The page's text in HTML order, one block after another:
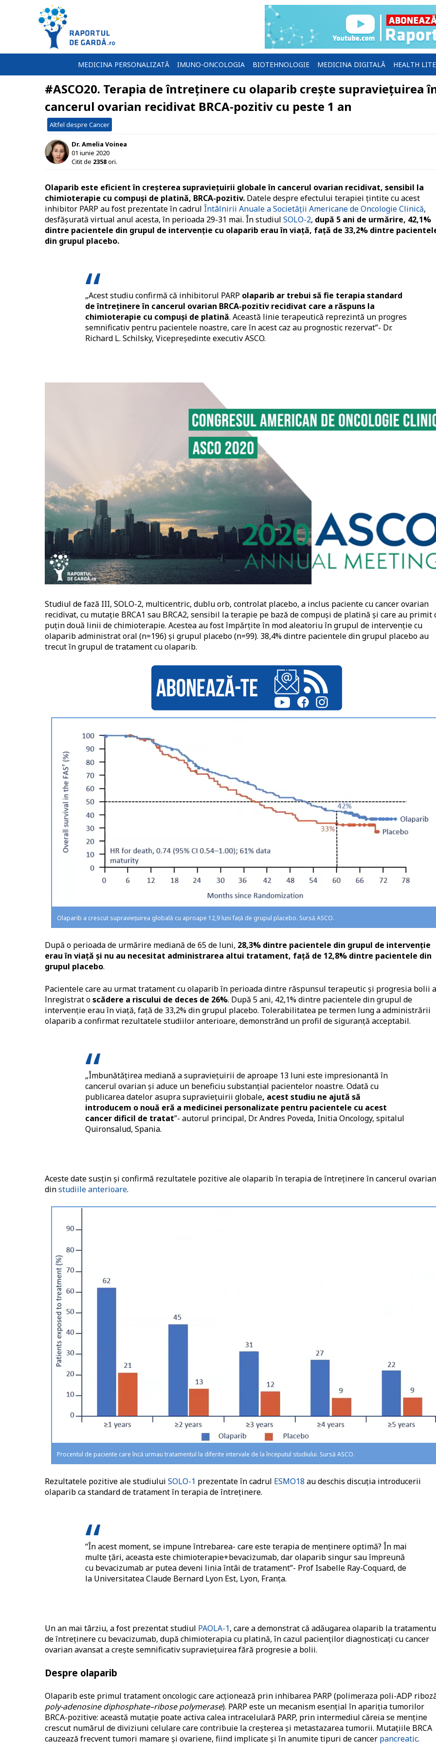
MEDICINA PERSONALIZATĂ IMUNO-ONCOLOGIA BIOTEHNOLOGIE MEDICINA DIGITALĂ HEALTH
#ASCO20. Terapia de întreținere cu olaparib crește supraviețuirea
cancerul ovarian recidivat BRCA-pozitiv cu peste 1 an
Altfel despre Cancer
Dr. Amelia Voinea
01 iunie 2020
Citit de 2358ori.
Olaparib este eficient în creșterea supraviețuirii globale în cancerul ovarian recidivat, sensibil la
chimioterapie cu compuși de platină, BRCA-pozitiv. Datele despre efectului terapiei țintite cu acest
inhibitor PARP au fost prezentate în cadrul Întâlnirii Anuale a Societății Americane de Oncologie Clinică,
desfășurată virtual anul acesta, în perioada 29-31 mai. În studiul SOLO-2, după 5 ani de urmărire, 42,1%
dintre pacientele din grupul de intervenție cu olaparib erau în viață, față de 33,2% dintre
din grupul placebo.
„Acest studiu confirmă că inhibitorul PARP olaparib ar trebui să fie terapia standard
de întreținere în cancerul ovarian BRCA-pozitiv recidivat care a răspuns la
chimioterapie cu compuși de platină. Această linie terapeutică reprezintă un progres
semnificativ pentru pacientele noastre, care în acest caz au prognostic rezervat”- Dr.
Richard L. Schilsky, Vicepreședinte executiv ASCO.
Studiul de fază III, SOLO-2, multicentric, dublu orb, controlat placebo, a inclus paciente cu cancer ovarian
recidivat, cu mutație BRCA1 sau BRCA2, sensibil la terapie pe bază de compuși de platină și care au primit
puțin două linii de chimioterapie. Acestea au fost împărțite în mod aleatoriu în grupul de intervenție cu
olaparib administrat oral (n=196) și grupul placebo (n=99). 38,4% dintre pacientele din grupul placebo au
trecut în grupul de tratament cu olaparib.
Olaparib a crescut supraviețuirea globală cu aproape 12,9 luni față de grupul placebo. Sursă ASCO.
După o perioada de urmărire mediană de 65 de luni, 28,3% dintre pacientele din grupul de intervenție
erau în viață și nu au necesitat administrarea altui tratament, față de 12,8% dintre pacientele din
grupul placebo.
Pacientele care au urmat tratament cu olaparib în perioada dintre răspunsul terapeutic și progresia bolii
înregistrat oscădere a riscului de deces de 26%. După 5 ani, 42,1% dintre pacientele din grupul de
intervenție erau în viață, față de 33,2% din grupul placebo. Tolerabilitatea pe termen lung a administrării
olaparib a confirmat rezultatele studiilor anterioare, demonstrând un profil de siguranță acceptabil.
„Îmbunătățirea mediană a supraviețuirii de aproape 13 luni este impresionantă în
cancerul ovarian și aduce un beneficiu substanțial pacientelor noastre. Odată cu
publicarea datelor asupra supraviețuirii globale, acest studiu ne ajută să
introducem o nouă eră a medicinei personalizate pentru pacientele cu acest
cancer dificil de tratat”- autorul principal, Dr. Andres Poveda, Initia Oncology, spitalul
Quironsalud, Spania.
Aceste date susțin și confirmă rezultatele pozitive ale olaparib în terapia de întreținere în cancerul
dinstudiile anterioare.
Procentul de paciente care încă urmau tratamentul la diferite intervale de la începutul studiului. Sursă ASCO.
Rezultatele pozitive ale studiului SOLO-1 prezentate în cadrul ESMO18 au deschis discuția introducerii
olaparib ca standard de tratament în terapia de întreținere.
“În acest moment, se impune întrebarea- care este terapia de menținere optimă? În mai
multe țări, aceasta este chimioterapie+bevacizumab, dar olaparib singur sau împreună
cu bevacizumab ar putea deveni linia întâi de tratament”- Prof Isabelle Ray-Coquard, de
la Universitatea Claude Bernard Lyon Est, Lyon, Franța.
Un an mai târziu, a fost prezentat studiul PAOLA-1, care a demonstrat că adăugarea olaparib la
de întreținere cu bevacizumab, după chimioterapia cu platină, în cazul pacienților diagnosticați cu cancer
ovarian avansat a crește semnificativ supraviețuirea fără progresie a bolii.
Despre olaparib
Olaparib este primul tratament oncologic care acționează prin inhibarea PARP (polimeraza poli-ADP
poly-adenosine diphosphate–ribose polymerase). PARP este un mecanism esențial în apariția tumorilor
BRCA-pozitive: această mutație poate activa calea intracelulară PARP, prin intermediul căreia se menține
crescut numărul de diviziuni celulare care contribuie la creșterea și metastazarea tumorii. Mutațiile BRCA
cauzează frecvent tumori mamare și ovariene, fiind implicate și în anumite tipuri de cancer pancreatic.